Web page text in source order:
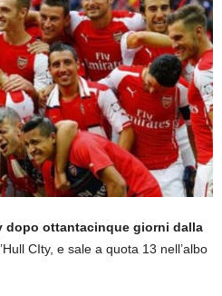
dopo ottantacinque giorni dalla
CIty, e sale a quota 13 nell’albo